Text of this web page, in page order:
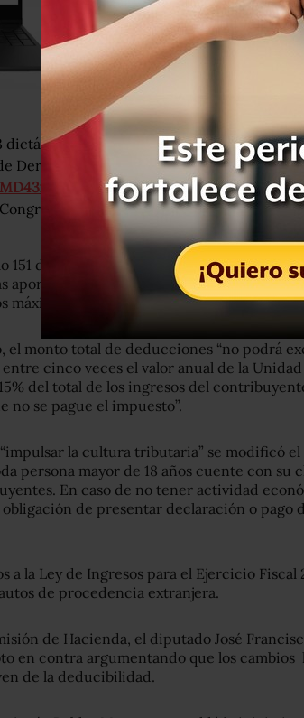
dictámenes que reforman: la Ley del ISR;
Derechos; y que expide la#LeyDeIngresos
October 18, 2021
de la misma ley, para evitar la
aportaciones voluntarias y planes
de deducción.
el monto total de deducciones “no podrá
cinco veces el valor anual de la
del total de los ingresos del
no se pague el impuesto”.
la cultura tributaria” se modificó
persona mayor de 18 años cuente con su
En caso de no tener actividad
de presentar declaración o pago
a la Ley de Ingresos para el Ejercicio Fiscal
de procedencia extranjera.
de Hacienda, el diputado José
en contra argumentando que los cambios
de la deducibilidad.